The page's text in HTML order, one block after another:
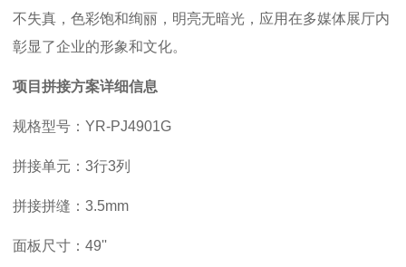
不失真，色彩饱和绚丽，明亮无暗光，应用在多媒体展厅内
彰显了企业的形象和文化。
项目 拼接方案详细信息
规格型号 ： YR-PJ4901G
拼接单元： 3行3列
拼接拼缝： 3.5mm
面板尺寸 ： 49''